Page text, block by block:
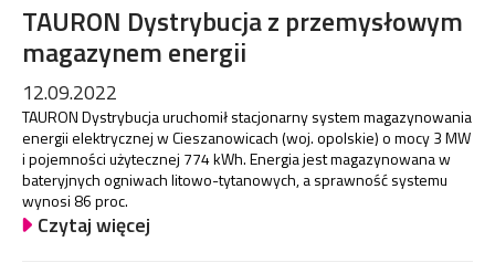
TAURON Dystrybucja z przemysłowym
magazynem energii
12.09.2022
TAURON Dystrybucja uruchomił stacjonarny system magazynowania
energii elektrycznej w Cieszanowicach (woj. opolskie) o mocy 3 MW
i pojemności użytecznej 774 kWh. Energia jest magazynowana w
bateryjnych ogniwach litowo-tytanowych, a sprawność systemu
wynosi 86 proc.
Czytaj więcej